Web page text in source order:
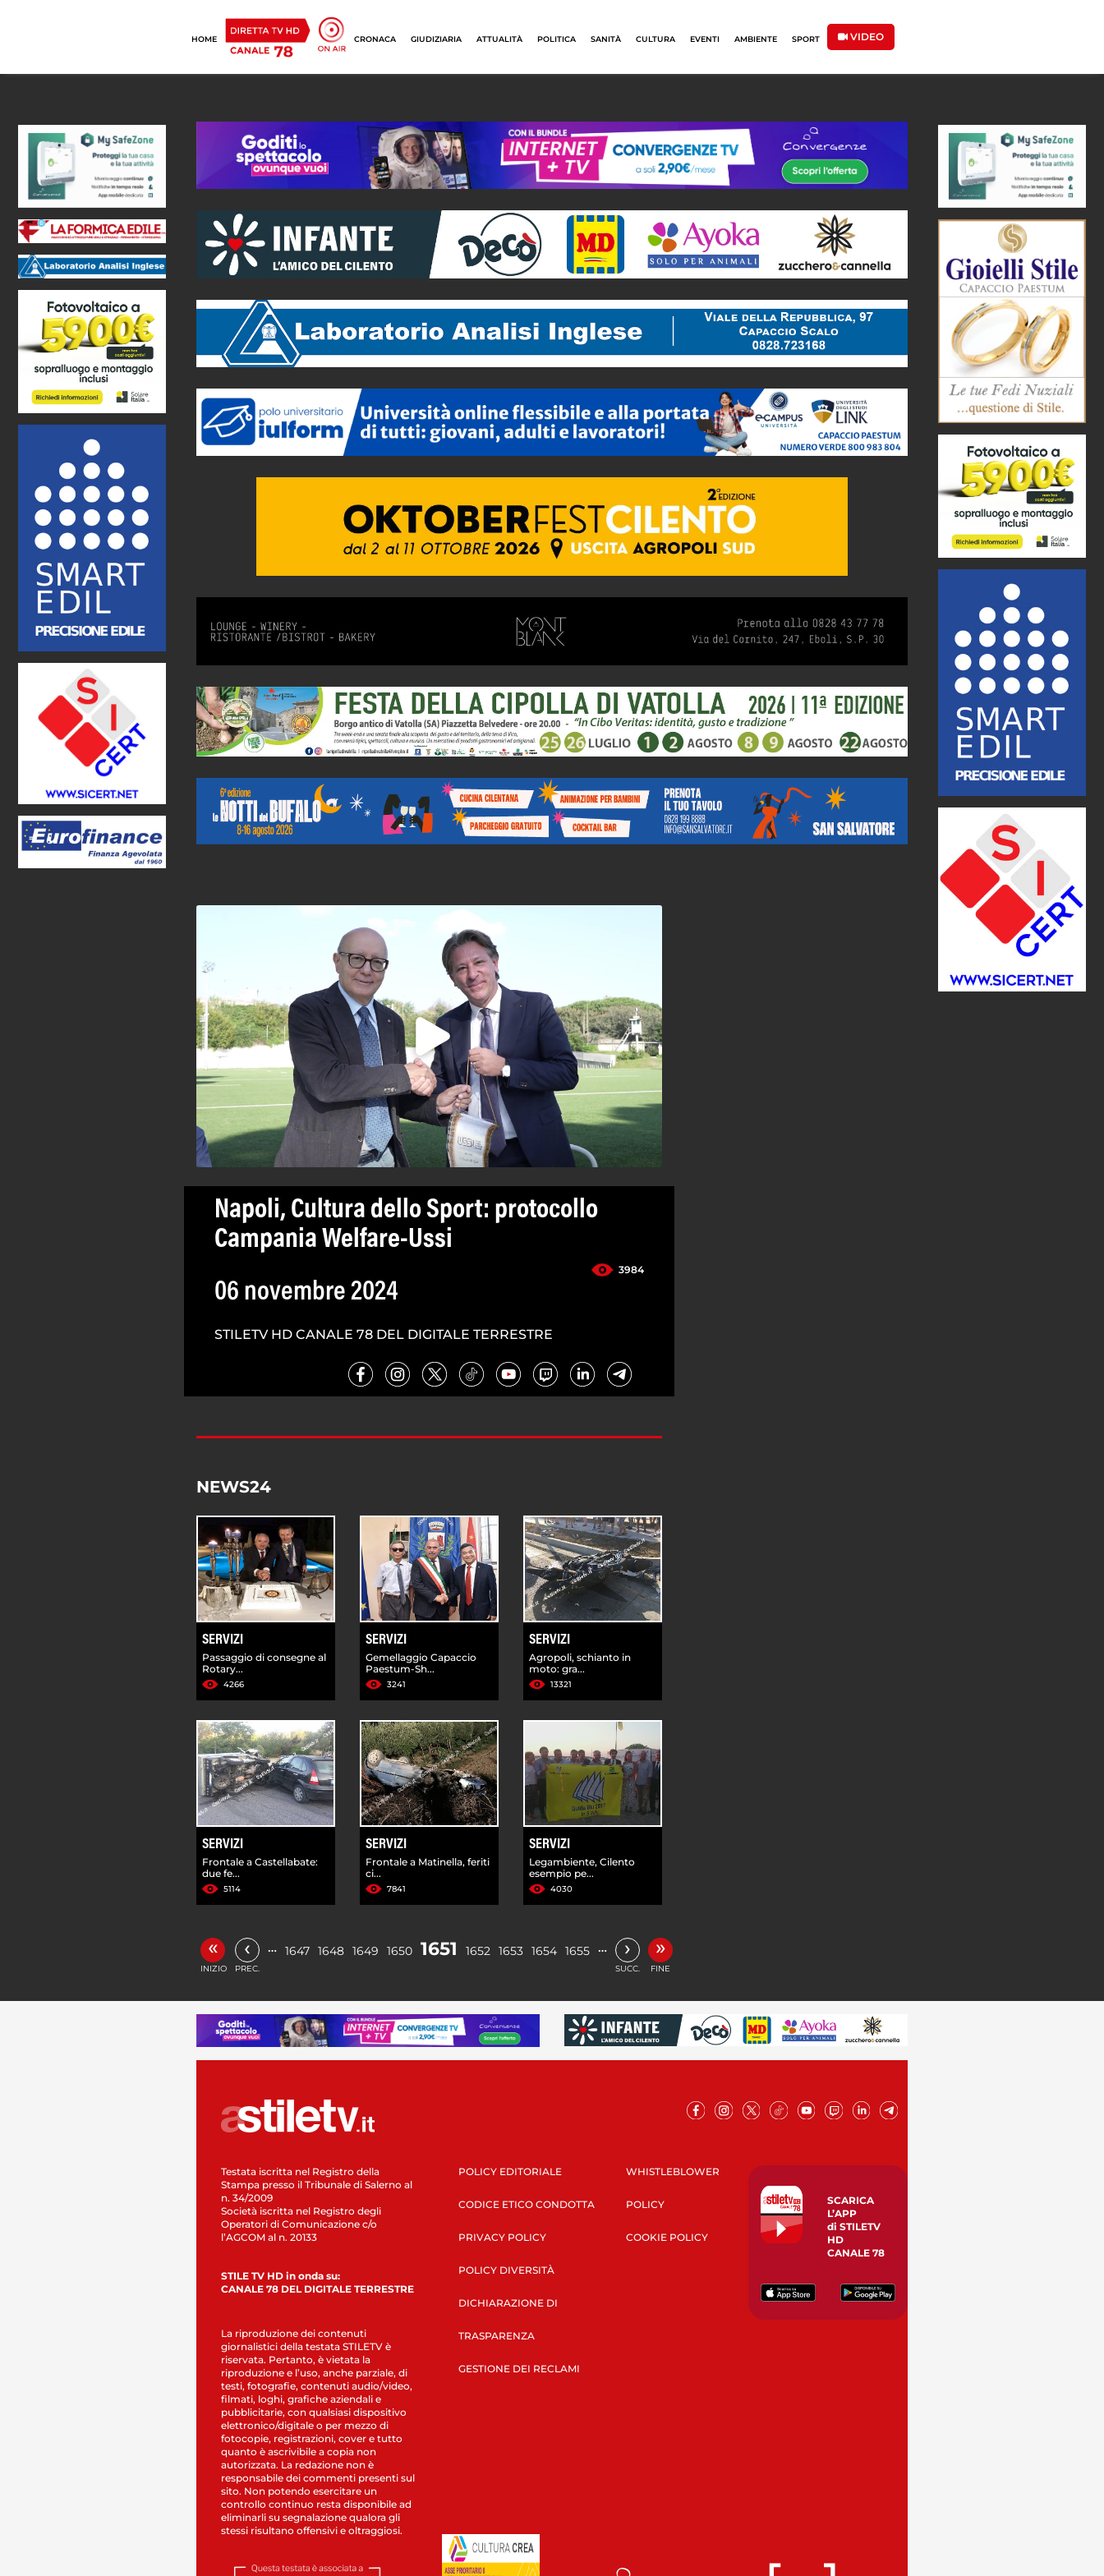
HOME CRONACA GIUDIZIARIA ATTUALITÀ POLITICA SANITÀ CULTURA EVENTI AMBIENTE SPORT VIDEO
Napoli, Cultura dello Sport: protocollo
Campania Welfare-Ussi
3984
06 novembre 2024
STILETV HD CANALE 78 DEL DIGITALE TERRESTRE
NEWS24
SERVIZI
Passaggio di consegne al
Rotary...
4266
SERVIZI
Gemellaggio Capaccio
Paestum-Sh...
3241
SERVIZI
Agropoli, schianto in
moto: gra...
13321
SERVIZI
Frontale a Castellabate:
due fe...
5114
SERVIZI
Frontale a Matinella, feriti
ci...
7841
SERVIZI
Legambiente, Cilento
esempio pe...
4030
«
INIZIO
‹
PREC.
… 1647 1648 1649 1650 1651 1652 1653 1654 1655 … ›
SUCC.
»
FINE
Testata iscritta nel Registro della
Stampa presso il Tribunale di Salerno al
n. 34/2009
Società iscritta nel Registro degli
Operatori di Comunicazione c/o
l’AGCOM al n. 20133
STILE TV HD in onda su:
CANALE 78 DEL DIGITALE TERRESTRE
La riproduzione dei contenuti
giornalistici della testata STILETV è
riservata. Pertanto, è vietata la
riproduzione e l’uso, anche parziale, di
testi, fotografie, contenuti audio/video,
filmati, loghi, grafiche aziendali e
pubblicitarie, con qualsiasi dispositivo
elettronico/digitale o per mezzo di
fotocopie, registrazioni, cover e tutto
quanto è ascrivibile a copia non
autorizzata. La redazione non è
responsabile dei commenti presenti sul
sito. Non potendo esercitare un
controllo continuo resta disponibile ad
eliminarli su segnalazione qualora gli
stessi risultano offensivi e oltraggiosi.
POLICY EDITORIALE
CODICE ETICO CONDOTTA
PRIVACY POLICY
POLICY DIVERSITÀ
DICHIARAZIONE DI
TRASPARENZA
GESTIONE DEI RECLAMI
WHISTLEBLOWER
POLICY
COOKIE POLICY
SCARICA
L’APP
di STILETV
HD
CANALE 78